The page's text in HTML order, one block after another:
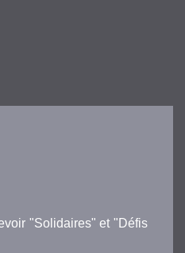
"Solidaires" et "Défis